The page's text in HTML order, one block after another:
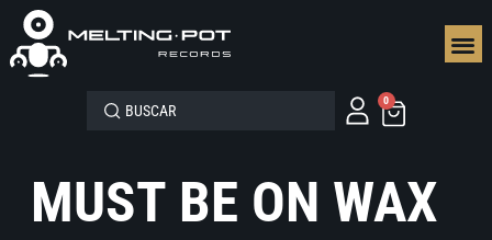
0
MUST BE ON WAX